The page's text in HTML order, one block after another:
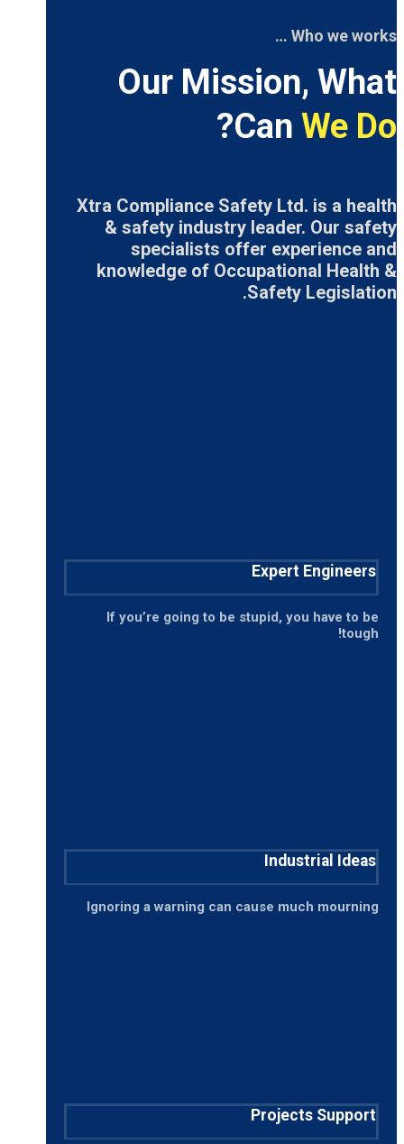
Who we works …
Our Mission, What
Can We Do
?
Xtra Compliance Safety Ltd. is a health
& safety industry leader. Our safety
specialists offer experience and
knowledge of Occupational Health &
Safety Legislation.
Expert Engineers
If you’re going to be stupid, you have to be
tough!
Industrial Ideas
Ignoring a warning can cause much mourning
Projects Support